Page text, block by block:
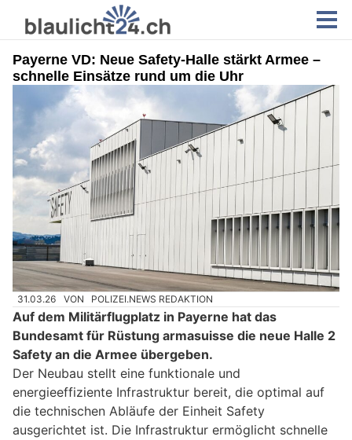
Payerne VD: Neue Safety-Halle stärkt Armee –
schnelle Einsätze rund um die Uhr
31.03.26 VON POLIZEI.NEWS REDAKTION
Auf dem Militärflugplatz in Payerne hat das
Bundesamt für Rüstung armasuisse die neue Halle 2
Safety an die Armee übergeben.
Der Neubau stellt eine funktionale und
energieeffiziente Infrastruktur bereit, die optimal auf
die technischen Abläufe der Einheit Safety
ausgerichtet ist. Die Infrastruktur ermöglicht schnelle